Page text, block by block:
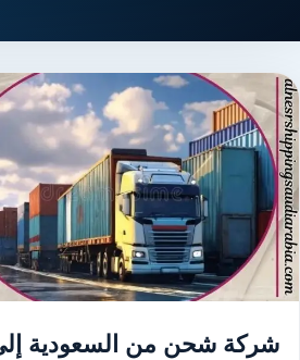
شركة شحن من السعودية